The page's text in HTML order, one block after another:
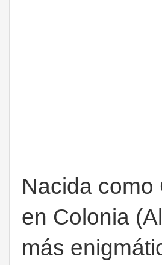
Nacida como
en Colonia
más